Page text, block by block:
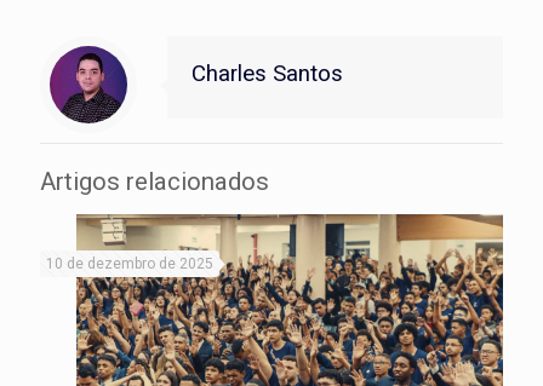
Charles Santos
Artigos relacionados
10 de dezembro de 2025